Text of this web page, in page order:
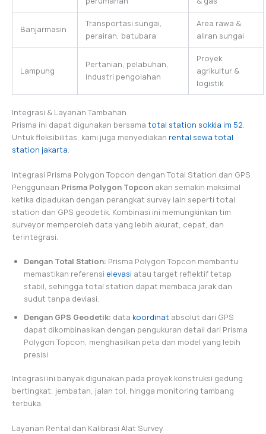
Banjarmasin
Transportasi sungai,
perairan, batubara
Area rawa &
aliran sungai
Lampung
Pertanian, pelabuhan,
industri pengolahan
Proyek
agrikultur &
logistik
Integrasi & Layanan Tambahan
Prisma ini dapat digunakan bersama total station sokkia im 52.
Untuk fleksibilitas, kami juga menyediakan rental sewa total
station jakarta.
Integrasi Prisma Polygon Topcon dengan Total Station dan GPS
Penggunaan Prisma Polygon Topcon akan semakin maksimal
ketika dipadukan dengan perangkat survey lain seperti total
station dan GPS geodetik. Kombinasi ini memungkinkan tim
surveyor memperoleh data yang lebih akurat, cepat, dan
terintegrasi.
Dengan Total Station: Prisma Polygon Topcon membantu
memastikan referensi elevasi atau target reflektif tetap
stabil, sehingga total station dapat membaca jarak dan
sudut tanpa deviasi.
Dengan GPS Geodetik: data koordinat absolut dari GPS
dapat dikombinasikan dengan pengukuran detail dari Prisma
Polygon Topcon, menghasilkan peta dan model yang lebih
presisi.
Integrasi ini banyak digunakan pada proyek konstruksi gedung
bertingkat, jembatan, jalan tol, hingga monitoring tambang
terbuka.
Layanan Rental dan Kalibrasi Alat Survey